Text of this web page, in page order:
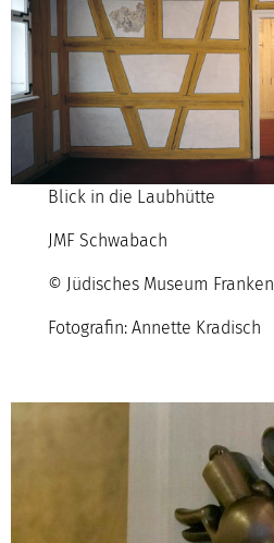
Blick in die Laubhütte
JMF Schwabach
© Jüdisches Museum Franken
Fotografin: Annette Kradisch